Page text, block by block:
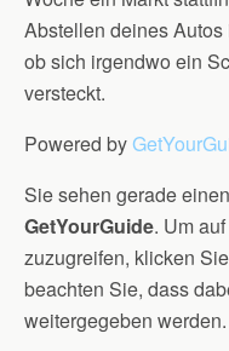
Abstellen deines
ob sich irgendwo ein
versteckt.
Powered by
Sie sehen gerade
GetYourGuide. Um
zuzugreifen, klicken
beachten Sie, dass
weitergegeben werden.